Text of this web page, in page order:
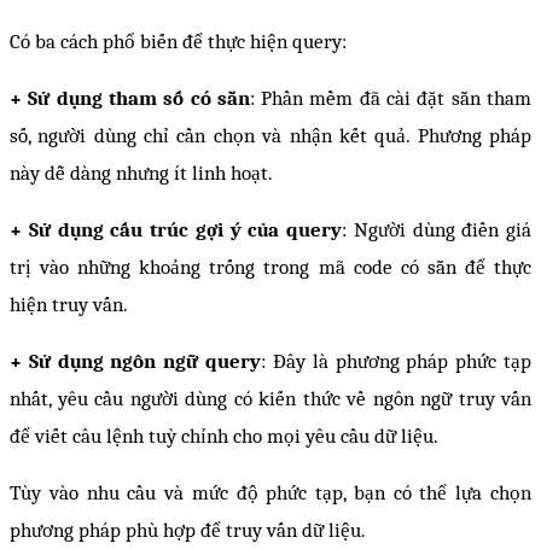
Có ba cách phổ biến để thực hiện query:
+ Sử dụng tham số có sẵn: Phần mềm đã cài đặt sẵn tham
số, người dùng chỉ cần chọn và nhận kết quả. Phương pháp
này dễ dàng nhưng ít linh hoạt.
+ Sử dụng cấu trúc gợi ý của query: Người dùng điền giá
trị vào những khoảng trống trong mã code có sẵn để thực
hiện truy vấn.
+ Sử dụng ngôn ngữ query: Đây là phương pháp phức tạp
nhất, yêu cầu người dùng có kiến thức về ngôn ngữ truy vấn
để viết câu lệnh tuỳ chỉnh cho mọi yêu cầu dữ liệu.
Tùy vào nhu cầu và mức độ phức tạp, bạn có thể lựa chọn
phương pháp phù hợp để truy vấn dữ liệu.